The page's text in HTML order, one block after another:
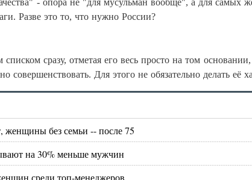
- опора не "для мусульман вообще", а для самых
Разве это то, что нужно России?
списком сразу, отметая его весь просто на том
Для этого не обязательно делать её
без семьи -- после 75
на 30% меньше мужчин
среди топ-менеджеров